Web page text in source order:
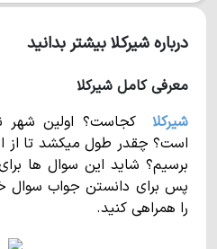
درباره شیرکلا بیشتر بدانید
معرفی کامل شیرکلا
شیرکلاکجاست؟ اولین شهر
است؟ چقدر طول میکشد تا از
برسیم؟ شاید این سوال ها
پس برای دانستن جواب سوال
را همراهی کنید.